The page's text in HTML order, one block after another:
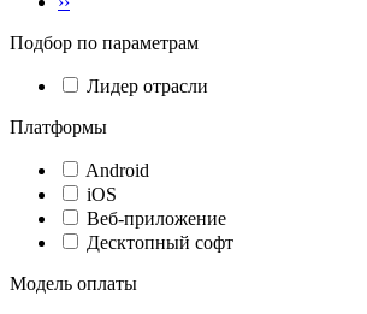
Подбор по параметрам
Лидер отрасли
Платформы
Android
iOS
Веб-приложение
Десктопный софт
Модель оплаты